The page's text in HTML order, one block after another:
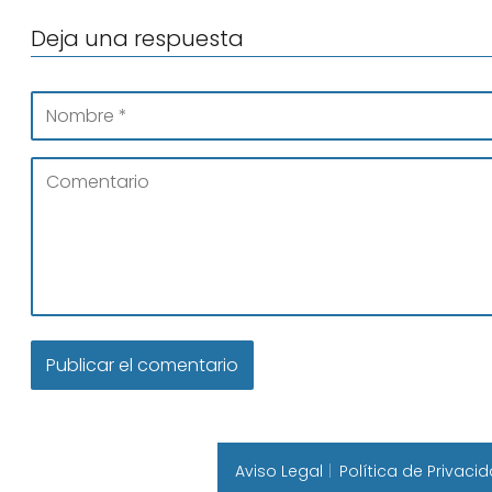
Deja una respuesta
Aviso Legal Política de